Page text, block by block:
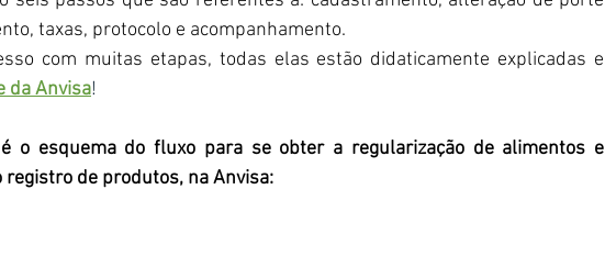
taxas, protocolo e acompanhamento.
com muitas etapas, todas elas estão didaticamente explicadas e
da Anvisa!
o esquema do fluxo para se obter a regularização de alimentos e
registro de produtos, na Anvisa: